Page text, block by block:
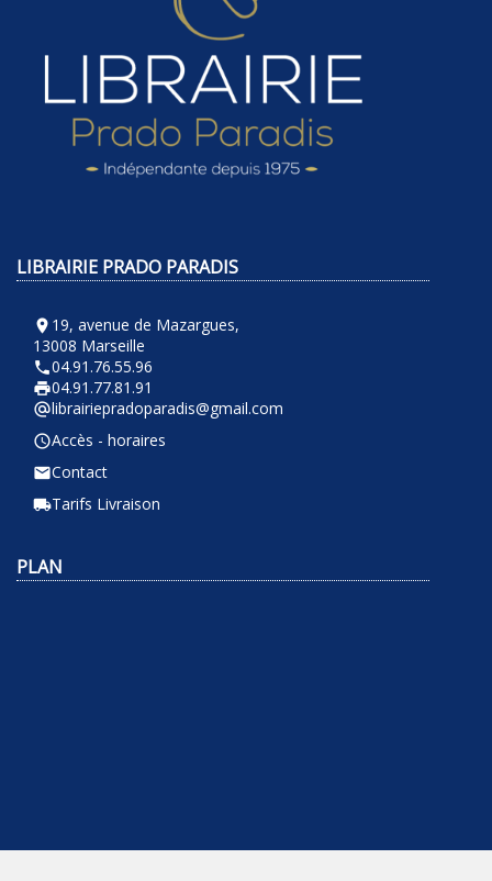
LIBRAIRIE PRADO PARADIS
room 19, avenue de Mazargues,
13008 Marseille
phone04.91.76.55.96
local_printshop04.91.77.81.91
alternate_emaillibrairiepradoparadis@gmail.com
query_builderAccès - horaires
emailContact
local_shippingTarifs Livraison
PLAN